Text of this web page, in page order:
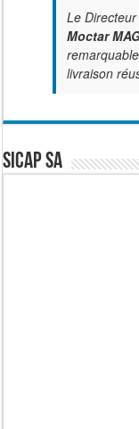
Le
Moctar
livraison
SICAP SA